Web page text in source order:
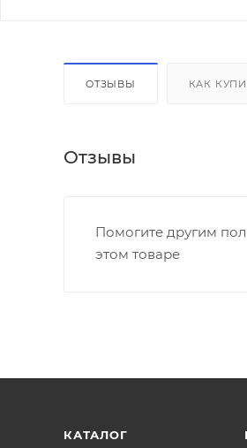
ОТЗЫВЫ КАК
Отзывы
Помогите другим
этом товаре
КАТАЛОГ